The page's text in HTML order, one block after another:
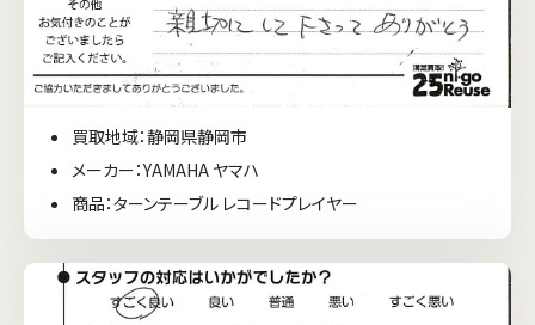
買取地域：静岡県静岡市
メーカー：YAMAHA ヤマハ
商品：ターンテーブル レコードプレイヤー